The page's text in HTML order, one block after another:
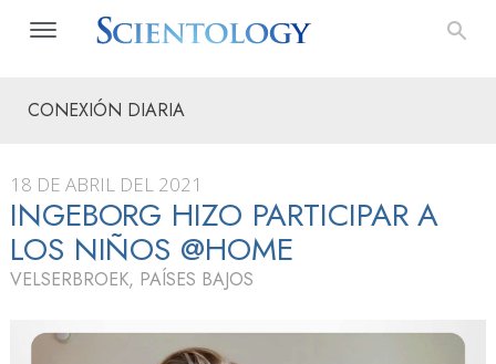
CONEXIÓN DIARIA
18 DE ABRIL DEL 2021
INGEBORG HIZO PARTICIPAR A
LOS NIÑOS @HOME
VELSERBROEK, PAÍSES BAJOS